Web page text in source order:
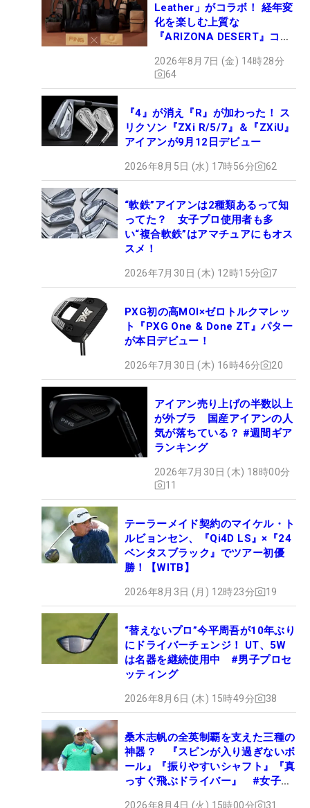
Leather」がコラボ！ 経年変
化を楽しむ上質な
『ARIZONA DESERT』コレ
ュー
2026年8月7日 (金) 14時28分
64
『4』が消え『R』が加わった！ ス
リクソン『ZXi R/5/7』＆『ZXiU』
アイアンが9月12日デビュー
2026年8月5日 (水) 17時56分 62
“軟鉄”アイアンは2種類あるって知
ってた？ 女子プロ使用者も多
い“複合軟鉄”はアマチュアにもオス
スメ！
2026年7月30日 (木) 12時15分 7
PXG初の高MOI×ゼロトルクマレッ
ト『PXG One & Done ZT』パター
が本日デビュー！
2026年7月30日 (木) 16時46分 20
アイアン売り上げの半数以上
が外ブラ 国産アイアンの人
気が落ちている？ #週間ギア
ランキング
2026年7月30日 (木) 18時00分
11
テーラーメイド契約のマイケル・ト
ルビョンセン、『Qi4D LS』×『24
ベンタスブラック』でツアー初優
勝！【WITB】
2026年8月3日 (月) 12時23分 19
“替えないプロ”今平周吾が10年ぶり
にドライバーチェンジ！ UT、5W
は名器を継続使用中 #男子プロセ
ッティング
2026年8月6日 (木) 15時49分 38
桑木志帆の全英制覇を支えた三種の
神器？ 『スピンが入り過ぎないボ
ール』『振りやすいシャフト』『真
っすぐ飛ぶドライバー』 #女子プ
2026年8月4日 (火) 15時00分 31